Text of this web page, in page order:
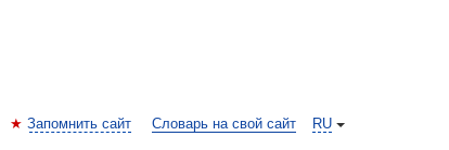
RU
Запомнить сайт Словарь на свой сайт